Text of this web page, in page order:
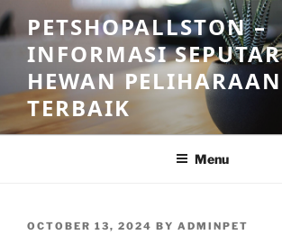
Skip
to
content
PETSHOPALLSTON –
INFORMASI SEPUTAR
HEWAN PELIHARAAN
TERBAIK
Menu
POSTED
OCTOBER 13, 2024 BY ADMINPET